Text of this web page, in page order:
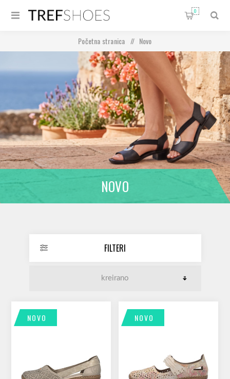
0
Početna stranica / Novo
NOVO
FILTERI
NOVO NOVO